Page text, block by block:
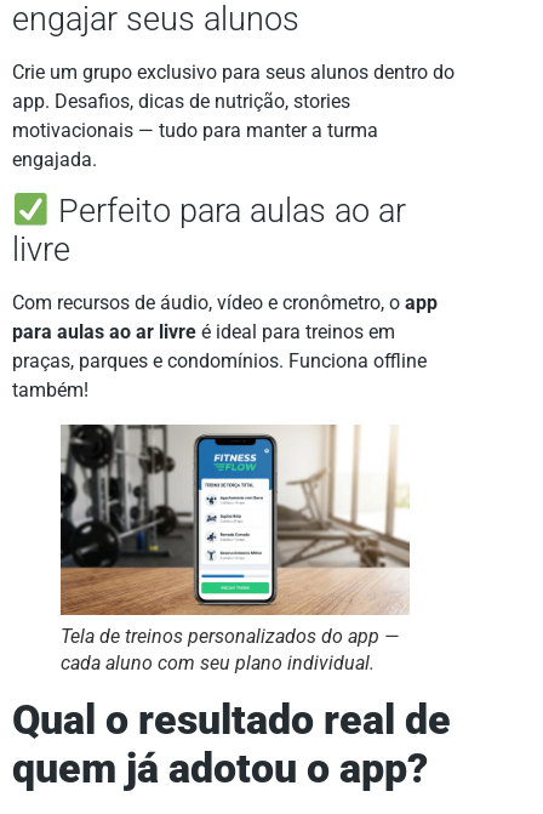
engajar seus alunos
Crie um grupo exclusivo para seus alunos dentro do
app. Desafios, dicas de nutrição, stories
motivacionais — tudo para manter a turma
engajada.
Perfeito para aulas ao ar
livre
Com recursos de áudio, vídeo e cronômetro, o app
para aulas ao ar livre é ideal para treinos em
praças, parques e condomínios. Funciona offline
também!
Tela de treinos personalizados do app —
cada aluno com seu plano individual.
Qual o resultado real de
quem já adotou o app?